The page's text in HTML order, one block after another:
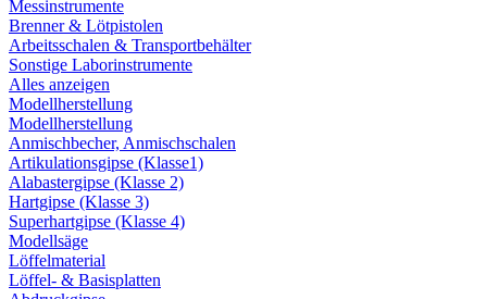
Messinstrumente
Brenner & Lötpistolen
Arbeitsschalen & Transportbehälter
Sonstige Laborinstrumente
Alles anzeigen
Modellherstellung
Modellherstellung
Anmischbecher, Anmischschalen
Artikulationsgipse (Klasse1)
Alabastergipse (Klasse 2)
Hartgipse (Klasse 3)
Superhartgipse (Klasse 4)
Modellsäge
Löffelmaterial
Löffel- & Basisplatten